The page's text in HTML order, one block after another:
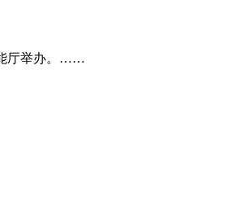
能厅举办。……